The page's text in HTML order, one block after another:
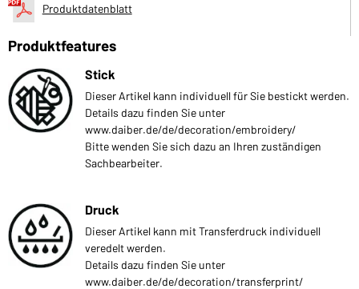
Produktdatenblatt
Produktfeatures
Stick
Dieser Artikel kann individuell für Sie bestickt werden.
Details dazu finden Sie unter
www.daiber.de/de/decoration/embroidery/
Bitte wenden Sie sich dazu an Ihren zuständigen
Sachbearbeiter.
Druck
Dieser Artikel kann mit Transferdruck individuell
veredelt werden.
Details dazu finden Sie unter
www.daiber.de/de/decoration/transferprint/